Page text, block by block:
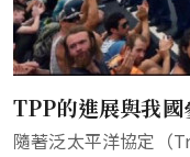
TPP的進展與我國
隨著泛太平洋協定（